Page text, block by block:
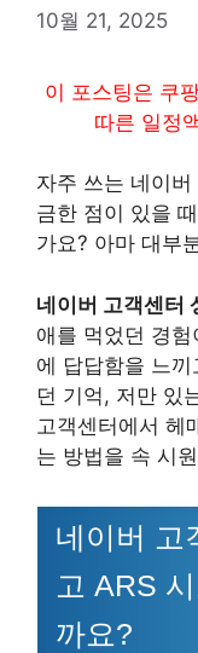
10월 21, 2025
이 포스팅은 쿠
따른 일정
자주 쓰는 네이
금한 점이 있을
가요? 아마 대부
네이버 고객센터
애를 먹었던 경
에 답답함을 느
던 기억, 저만 있
고객센터에서 헤
는 방법을 속 시
네이버 고
고 ARS
까요?